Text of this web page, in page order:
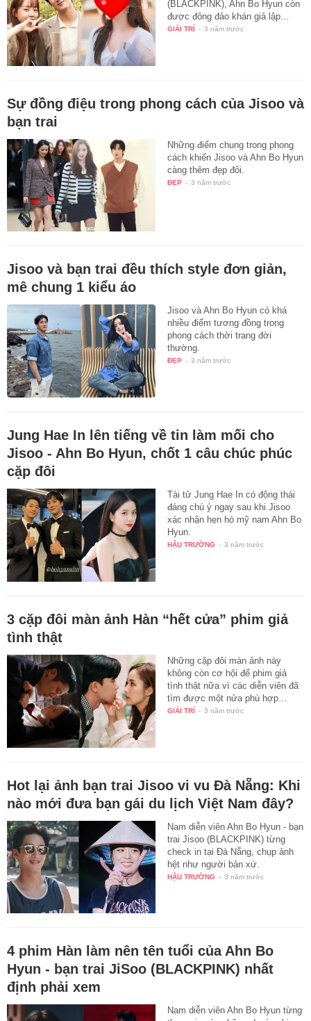
(BLACKPINK), Ahn Bo Hyun còn
được đông đảo khán giả lập…
GIẢI TRÍ - 3 năm trước
Sự đồng điệu trong phong cách của Jisoo và
bạn trai
Những điểm chung trong phong
cách khiến Jisoo và Ahn Bo Hyun
càng thêm đẹp đôi.
ĐẸP - 3 năm trước
Jisoo và bạn trai đều thích style đơn giản,
mê chung 1 kiểu áo
Jisoo và Ahn Bo Hyun có khá
nhiều điểm tương đồng trong
phong cách thời trang đời
thường.
ĐẸP - 3 năm trước
Jung Hae In lên tiếng về tin làm mối cho
Jisoo - Ahn Bo Hyun, chốt 1 câu chúc phúc
cặp đôi
Tài tử Jung Hae In có động thái
đáng chú ý ngay sau khi Jisoo
xác nhận hẹn hò mỹ nam Ahn Bo
Hyun.
HẬU TRƯỜNG - 3 năm trước
3 cặp đôi màn ảnh Hàn “hết cửa” phim giả
tình thật
Những cặp đôi màn ảnh này
không còn cơ hội để phim giả
tình thật nữa vì các diễn viên đã
tìm được một nửa phù hợp…
GIẢI TRÍ - 3 năm trước
Hot lại ảnh bạn trai Jisoo vi vu Đà Nẵng: Khi
nào mới đưa bạn gái du lịch Việt Nam đây?
Nam diễn viên Ahn Bo Hyun - bạn
trai Jisoo (BLACKPINK) từng
check in tại Đà Nẵng, chụp ảnh
hệt như người bản xứ.
HẬU TRƯỜNG - 3 năm trước
4 phim Hàn làm nên tên tuổi của Ahn Bo
Hyun - bạn trai JiSoo (BLACKPINK) nhất
định phải xem
Nam diễn viên Ahn Bo Hyun từng